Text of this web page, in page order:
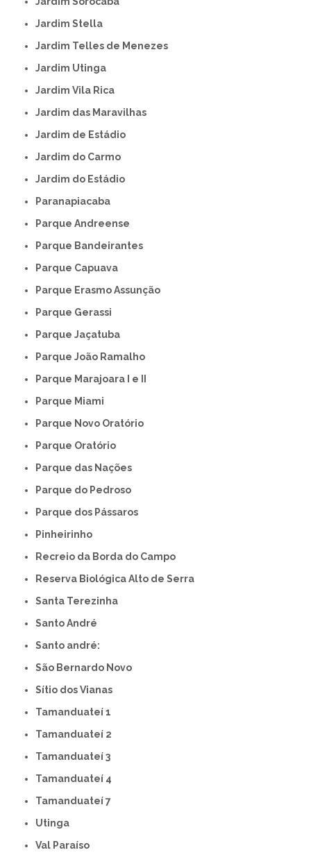
Jardim Stella
Jardim Telles de Menezes
Jardim Utinga
Jardim Vila Rica
Jardim das Maravilhas
Jardim de Estádio
Jardim do Carmo
Jardim do Estádio
Paranapiacaba
Parque Andreense
Parque Bandeirantes
Parque Capuava
Parque Erasmo Assunção
Parque Gerassi
Parque Jaçatuba
Parque João Ramalho
Parque Marajoara I e II
Parque Miami
Parque Novo Oratório
Parque Oratório
Parque das Nações
Parque do Pedroso
Parque dos Pássaros
Pinheirinho
Recreio da Borda do Campo
Reserva Biológica Alto de Serra
Santa Terezinha
Santo André
Santo andré:
São Bernardo Novo
Sítio dos Vianas
Tamanduateí 1
Tamanduateí 2
Tamanduateí 3
Tamanduateí 4
Tamanduateí 7
Utinga
Val Paraíso